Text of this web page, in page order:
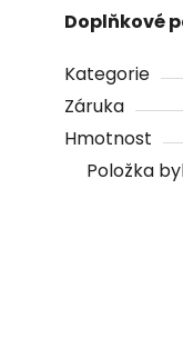
Doplňkové
Kategorie
Záruka
Hmotnost
Položka